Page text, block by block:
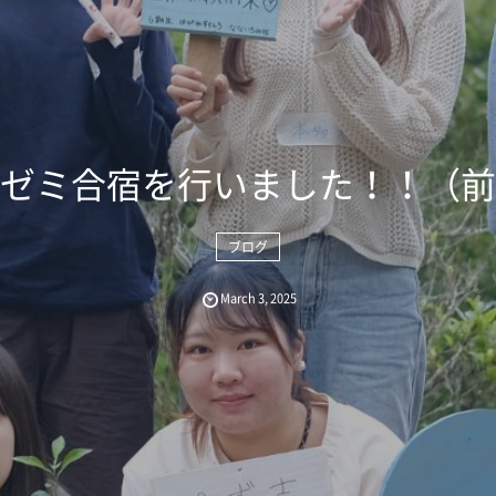
ミ合宿を行いました！！（
ブログ
March3,2025